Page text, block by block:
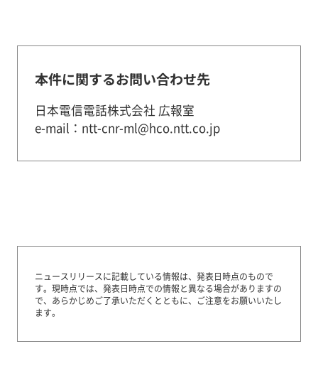
本件に関するお問い合わせ先
日本電信電話株式会社 広報室
e-mail：ntt-cnr-ml@hco.ntt.co.jp
ニュースリリースに記載している情報は、発表日時点のもので
す。 現時点では、発表日時点での情報と異なる場合がありますの
で、あらかじめご了承いただくとともに、ご注意をお願いいたし
ます。